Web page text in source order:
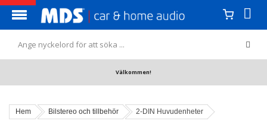
Välkommen!
Hem Bilstereo och tillbehör 2-DIN Huvudenheter